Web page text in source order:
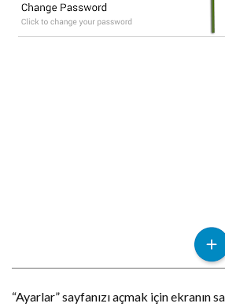
“Ayarlar” sayfanızı açmak için ekranın